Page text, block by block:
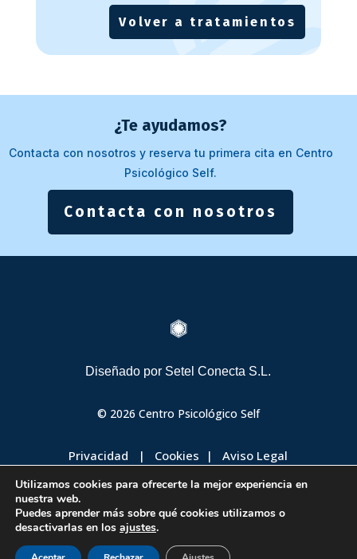
Volver a tratamientos
¿Te ayudamos?
Contacta con nosotros y reserva tu primera cita en Centro
Psicológico Self.
Contacta con nosotros

Diseñado por Setel Conecta S.L.
© 2026 Centro Psicológico Self
Privacidad | Cookies |Aviso Legal
Condiciones Generales de Contratación
Utilizamos cookies para ofrecerte la mejor experiencia en
nuestra web.
Puedes aprender más sobre qué cookies utilizamos o
desactivarlas en los ajustes.